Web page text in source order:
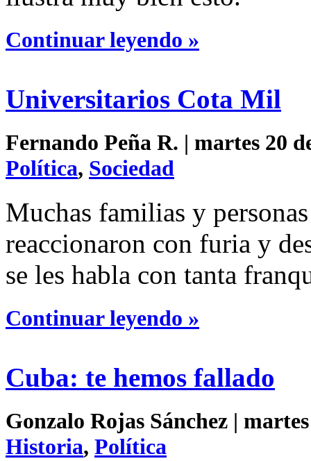
Continuar leyendo »
Universitarios Cota Mil
Fernando Peña R. | martes 20
Política, Sociedad
Muchas familias y
reaccionaron con furia y
se les habla con tanta
Continuar leyendo »
Cuba: te hemos fallado
Gonzalo Rojas Sánchez |
Historia, Política